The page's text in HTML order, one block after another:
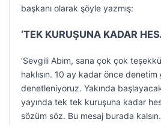
başkanı olarak şöyle yazmış:
‘TEK KURUŞUNA KADAR
‘Sevgili Abim, sana çok çok
haklısın. 10 ay kadar önce
denetleniyoruz. Yakında
yayında tek tek kuruşuna kadar
sözüm söz. Bu mesaj burada kalsın.